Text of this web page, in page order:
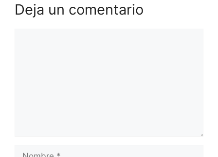
Deja un comentario
Nombre